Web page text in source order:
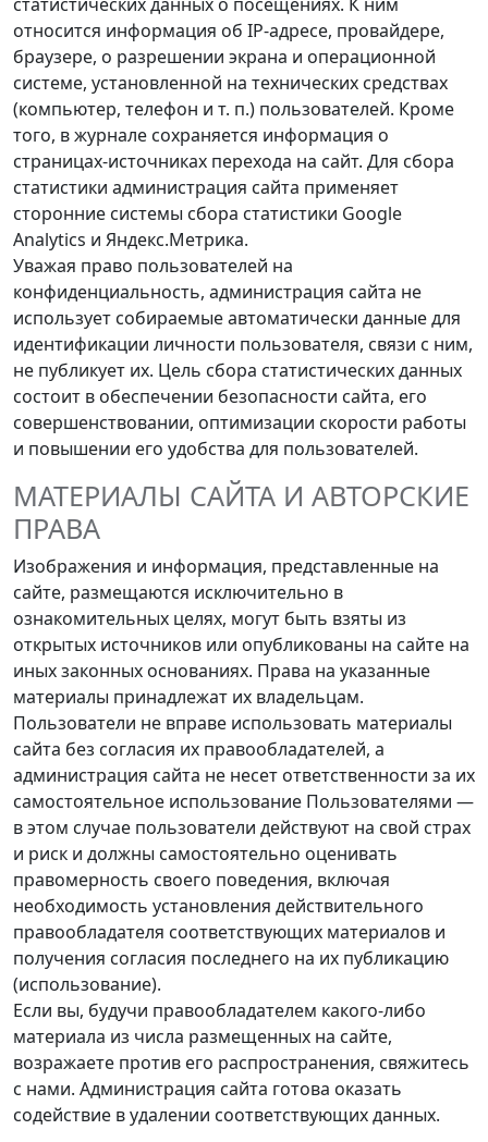
относится информация об IP-адресе, провайдере,
браузере, о разрешении экрана и операционной
системе, установленной на технических средствах
(компьютер, телефон и т. п.) пользователей. Кроме
того, в журнале сохраняется информация о
страницах-источниках перехода на сайт. Для сбора
статистики администрация сайта применяет
сторонние системы сбора статистики Google
Analytics и Яндекс.Метрика.
Уважая право пользователей на
конфиденциальность, администрация сайта не
использует собираемые автоматически данные для
идентификации личности пользователя, связи с ним,
не публикует их. Цель сбора статистических данных
состоит в обеспечении безопасности сайта, его
совершенствовании, оптимизации скорости работы
и повышении его удобства для пользователей.
МАТЕРИАЛЫ САЙТА И АВТОРСКИЕ
ПРАВА
Изображения и информация, представленные на
сайте, размещаются исключительно в
ознакомительных целях, могут быть взяты из
открытых источников или опубликованы на сайте на
иных законных основаниях. Права на указанные
материалы принадлежат их владельцам.
Пользователи не вправе использовать материалы
сайта без согласия их правообладателей, а
администрация сайта не несет ответственности за их
самостоятельное использование Пользователями —
в этом случае пользователи действуют на свой страх
и риск и должны самостоятельно оценивать
правомерность своего поведения, включая
необходимость установления действительного
правообладателя соответствующих материалов и
получения согласия последнего на их публикацию
(использование).
Если вы, будучи правообладателем какого-либо
материала из числа размещенных на сайте,
возражаете против его распространения, свяжитесь
с нами. Администрация сайта готова оказать
содействие в удалении соответствующих данных.